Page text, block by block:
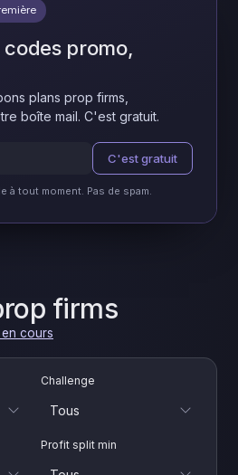
codes promo,
plans prop firms,
boîte mail. C'est gratuit.
C'est gratuit
à tout moment. Pas de spam.
firms
cours
Challenge
Profit split min